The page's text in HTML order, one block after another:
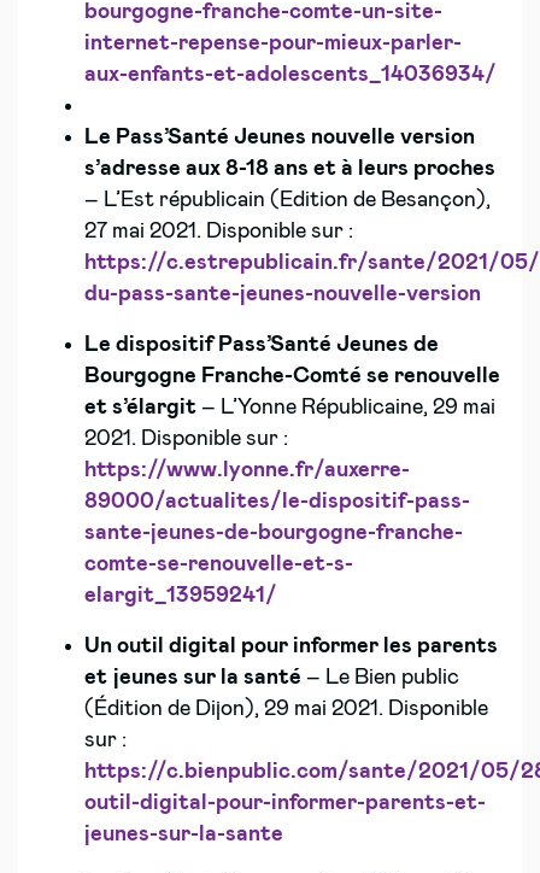
bourgogne-franche-comte-un-site-
internet-repense-pour-mieux-parler-
aux-enfants-et-adolescents_14036934/
Le Pass’Santé Jeunes nouvelle version
s’adresse aux 8-18 ans et à leurs proches
– L’Est républicain (Edition de Besançon),
27 mai 2021. Disponible sur :
https://c.estrepublicain.fr/sante/2021/
du-pass-sante-jeunes-nouvelle-version
Le dispositif Pass’Santé Jeunes de
Bourgogne Franche-Comté se renouvelle
et s’élargit – L’Yonne Républicaine, 29 mai
2021. Disponible sur :
https://www.lyonne.fr/auxerre-
89000/actualites/le-dispositif-pass-
sante-jeunes-de-bourgogne-franche-
comte-se-renouvelle-et-s-
elargit_13959241/
Un outil digital pour informer les parents
et jeunes sur la santé – Le Bien public
(Édition de Dijon), 29 mai 2021. Disponible
sur :
https://c.bienpublic.com/sante/2021/05/
outil-digital-pour-informer-parents-et-
jeunes-sur-la-sante